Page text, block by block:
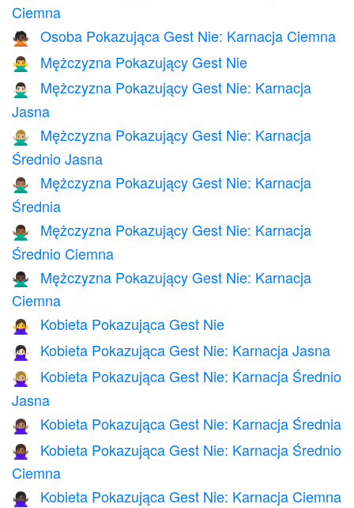
Ciemna
🙅🏿 Osoba Pokazująca Gest Nie: Karnacja Ciemna
🙅‍♂️ Mężczyzna Pokazujący Gest Nie
🙅🏻‍♂️
Mężczyzna Pokazujący Gest Nie: Karnacja
Jasna
🙅🏼‍♂️
Mężczyzna Pokazujący Gest Nie: Karnacja
Średnio Jasna
🙅🏽‍♂️
Mężczyzna Pokazujący Gest Nie: Karnacja
Średnia
🙅🏾‍♂️
Mężczyzna Pokazujący Gest Nie: Karnacja
Średnio Ciemna
🙅🏿‍♂️
Mężczyzna Pokazujący Gest Nie: Karnacja
Ciemna
🙅‍♀️ Kobieta Pokazująca Gest Nie
🙅🏻‍♀️ Kobieta Pokazująca Gest Nie: Karnacja Jasna
🙅🏼‍♀️
Kobieta Pokazująca Gest Nie: Karnacja Średnio
Jasna
🙅🏽‍♀️ Kobieta Pokazująca Gest Nie: Karnacja Średnia
🙅🏾‍♀️
Kobieta Pokazująca Gest Nie: Karnacja Średnio
Ciemna
🙅🏿‍♀️ Kobieta Pokazująca Gest Nie: Karnacja Ciemna